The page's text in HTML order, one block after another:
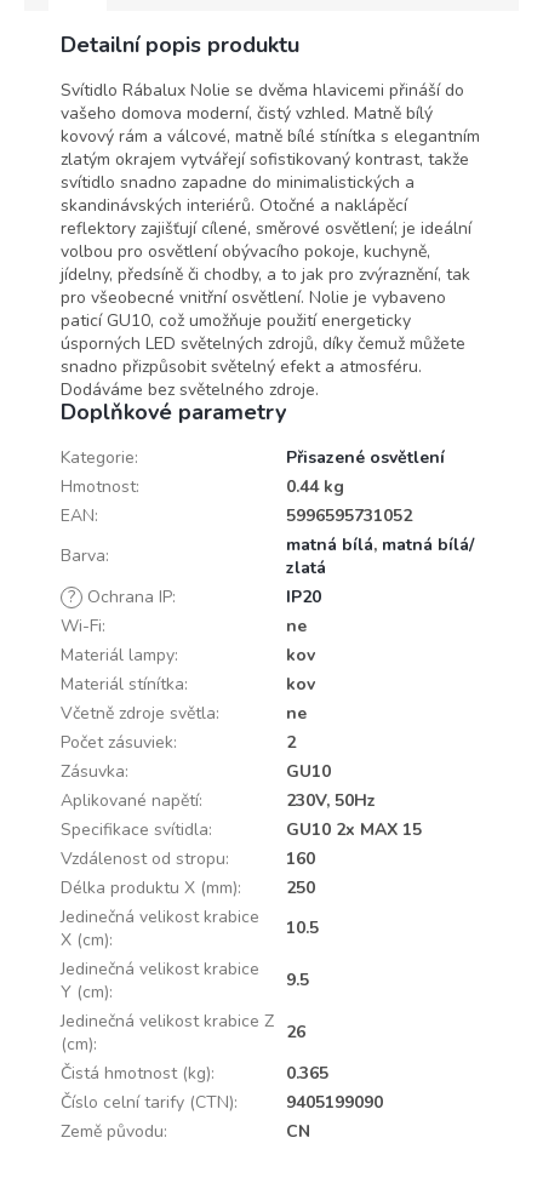
Detailní popis produktu
Svítidlo Rábalux Nolie se dvěma hlavicemi přináší do
vašeho domova moderní, čistý vzhled. Matně bílý
kovový rám a válcové, matně bílé stínítka s elegantním
zlatým okrajem vytvářejí sofistikovaný kontrast, takže
svítidlo snadno zapadne do minimalistických a
skandinávských interiérů. Otočné a naklápěcí
reflektory zajišťují cílené, směrové osvětlení; je ideální
volbou pro osvětlení obývacího pokoje, kuchyně,
jídelny, předsíně či chodby, a to jak pro zvýraznění, tak
pro všeobecné vnitřní osvětlení. Nolie je vybaveno
paticí GU10, což umožňuje použití energeticky
úsporných LED světelných zdrojů, díky čemuž můžete
snadno přizpůsobit světelný efekt a atmosféru.
Dodáváme bez světelného zdroje.
Doplňkové parametry
Kategorie:
Přisazené osvětlení
Hmotnost:
0.44 kg
EAN:
5996595731052
Barva: matná bílá, matná bílá/
zlatá
? Ochrana IP:
IP20
Wi-Fi:
ne
Materiál lampy:
kov
Materiál stínítka:
kov
Včetně zdroje světla:
ne
Počet zásuviek:
2
Zásuvka:
GU10
Aplikované napětí:
230V, 50Hz
Specifikace svítidla:
GU10 2x MAX 15
Vzdálenost od stropu:
160
Délka produktu X (mm):
250
Jedinečná velikost krabice
X (cm):
10.5
Jedinečná velikost krabice
Y (cm):
9.5
Jedinečná velikost krabice Z
(cm):
26
Čistá hmotnost (kg):
0.365
Číslo celní tarify (CTN):
9405199090
Země původu: CN